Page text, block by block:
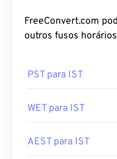
horários
PST para IST
WET para IST